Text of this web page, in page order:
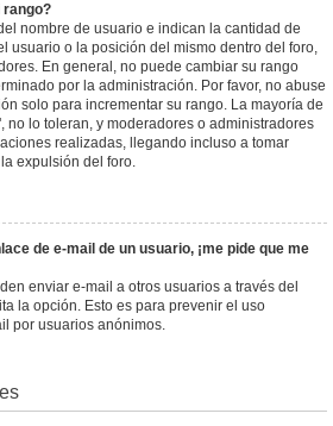
rango?
nombre de usuario e indican la cantidad de
usuario o la posición del mismo dentro del foro,
En general, no puede cambiar su rango
por la administración. Por favor, no abuse
solo para incrementar su rango. La mayoría de
no lo toleran, y moderadores o administradores
realizadas, llegando incluso a tomar
expulsión del foro.
de e-mail de un usuario, ¡me pide que me
enviar e-mail a otros usuarios a través del
la opción. Esto es para prevenir el uso
por usuarios anónimos.